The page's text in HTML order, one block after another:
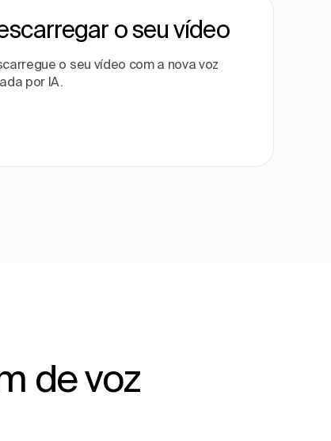
o seu vídeo
o seu vídeo com a nova voz
por IA.
de voz